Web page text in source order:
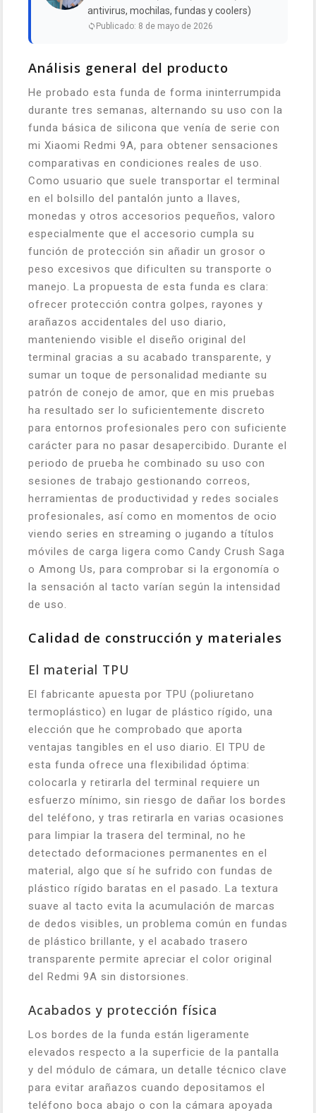
antivirus, mochilas, fundas y coolers)
Publicado: 8 de mayo de 2026
Análisis general del producto
He probado esta funda de forma ininterrumpida
durante tres semanas, alternando su uso con la
funda básica de silicona que venía de serie con
mi Xiaomi Redmi 9A, para obtener sensaciones
comparativas en condiciones reales de uso.
Como usuario que suele transportar el terminal
en el bolsillo del pantalón junto a llaves,
monedas y otros accesorios pequeños, valoro
especialmente que el accesorio cumpla su
función de protección sin añadir un grosor o
peso excesivos que dificulten su transporte o
manejo. La propuesta de esta funda es clara:
ofrecer protección contra golpes, rayones y
arañazos accidentales del uso diario,
manteniendo visible el diseño original del
terminal gracias a su acabado transparente, y
sumar un toque de personalidad mediante su
patrón de conejo de amor, que en mis pruebas
ha resultado ser lo suficientemente discreto
para entornos profesionales pero con suficiente
carácter para no pasar desapercibido. Durante el
periodo de prueba he combinado su uso con
sesiones de trabajo gestionando correos,
herramientas de productividad y redes sociales
profesionales, así como en momentos de ocio
viendo series en streaming o jugando a títulos
móviles de carga ligera como Candy Crush Saga
o Among Us, para comprobar si la ergonomía o
la sensación al tacto varían según la intensidad
de uso.
Calidad de construcción y materiales
El material TPU
El fabricante apuesta por TPU (poliuretano
termoplástico) en lugar de plástico rígido, una
elección que he comprobado que aporta
ventajas tangibles en el uso diario. El TPU de
esta funda ofrece una flexibilidad óptima:
colocarla y retirarla del terminal requiere un
esfuerzo mínimo, sin riesgo de dañar los bordes
del teléfono, y tras retirarla en varias ocasiones
para limpiar la trasera del terminal, no he
detectado deformaciones permanentes en el
material, algo que sí he sufrido con fundas de
plástico rígido baratas en el pasado. La textura
suave al tacto evita la acumulación de marcas
de dedos visibles, un problema común en fundas
de plástico brillante, y el acabado trasero
transparente permite apreciar el color original
del Redmi 9A sin distorsiones.
Acabados y protección física
Los bordes de la funda están ligeramente
elevados respecto a la superficie de la pantalla
y del módulo de cámara, un detalle técnico clave
para evitar arañazos cuando depositamos el
teléfono boca abajo o con la cámara apoyada